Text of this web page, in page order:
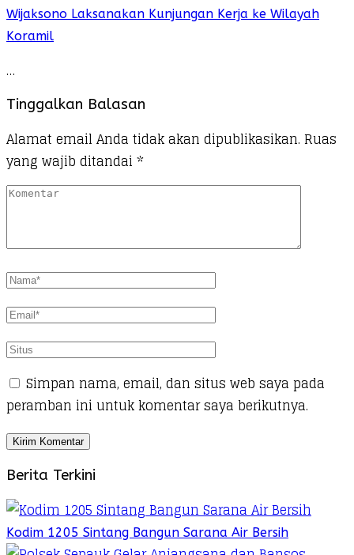
Wijaksono Laksanakan Kunjungan Kerja ke Wilayah
Koramil
…
Tinggalkan Balasan
Alamat email Anda tidak akan dipublikasikan. Ruas
yang wajib ditandai *
Simpan nama, email, dan situs web saya pada
peramban ini untuk komentar saya berikutnya.
Berita Terkini
Kodim 1205 Sintang Bangun Sarana Air Bersih